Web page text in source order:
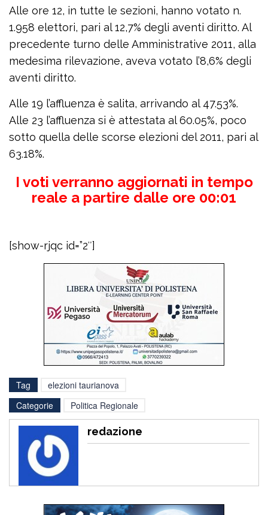
Alle ore 12, in tutte le sezioni, hanno votato n.
1.958 elettori, pari al 12,7% degli aventi diritto. Al
precedente turno delle Amministrative 2011, alla
medesima rilevazione, aveva votato l’8,6% degli
aventi diritto.
Alle 19 l’affluenza è salita, arrivando al 47.53%.
Alle 23 l’affluenza si è attestata al 60.05%, poco
sotto quella delle scorse elezioni del 2011, pari al
63.18%.
I voti verranno aggiornati in tempo
reale a partire dalle ore 00:01
[show-rjqc id=”2″]
Tag
elezioni taurianova
Categorie
Politica Regionale
redazione